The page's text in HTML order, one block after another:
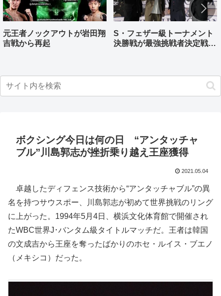
元王者ノックアウトが岩田翔
吉戦から再起
S・フェザー級トーナメント
決勝戦が最強挑戦者決定戦兼
ボクシング今日は何の日 “アンタッチャ
ブル”川島郭志が挫折乗り越え王座獲得
2021.05.04
卓越したディフェンス技術から“アンタッチャブル”の異
名を持つサウスポー、川島郭志が初めて世界挑戦のリング
に上がった。1994年5月4日、横浜文化体育館で開催され
たWBC世界J･バンタム級タイトルマッチだ。王者は韓国
の文成吉から王座を奪ったばかりのホセ・ルイス・ブエノ
（メキシコ）だった。